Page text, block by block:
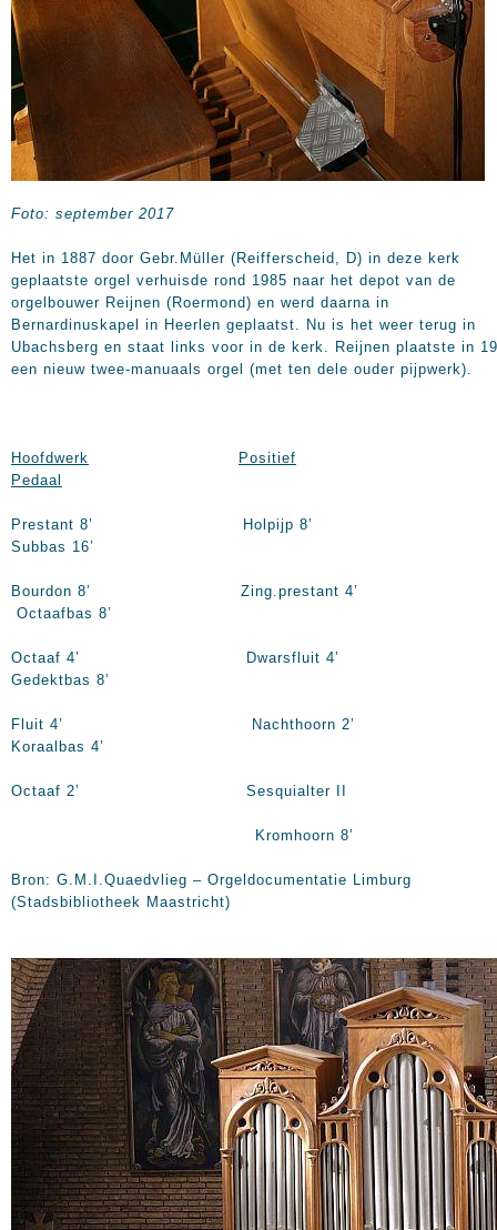
Foto: september 2017
Het in 1887 door Gebr.Müller (Reifferscheid, D) in deze kerk
geplaatste orgel verhuisde rond 1985 naar het depot van de
orgelbouwer Reijnen (Roermond) en werd daarna in
Bernardinuskapel in Heerlen geplaatst. Nu is het weer terug in
Ubachsberg en staat links voor in de kerk. Reijnen plaatste in
een nieuw twee-manuaals orgel (met ten dele ouder pijpwerk).
Hoofdwerk
Positief
Pedaal
Prestant 8’ Holpijp 8’
Subbas 16’
Bourdon 8’ Zing.prestant 4’
Octaafbas 8’
Octaaf 4’ Dwarsfluit 4’
Gedektbas 8’
Fluit 4’ Nachthoorn 2’
Koraalbas 4’
Octaaf 2’ Sesquialter II
Kromhoorn 8’
Bron: G.M.I.Quaedvlieg – Orgeldocumentatie Limburg
(Stadsbibliotheek Maastricht)